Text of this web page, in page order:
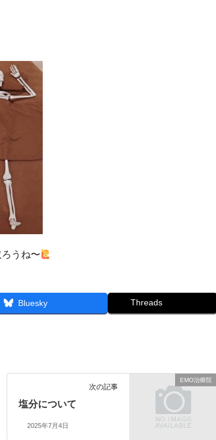
うね〜
Bluesky Threads
EMO治療院
次の記事
塩分について
2025年7月4日